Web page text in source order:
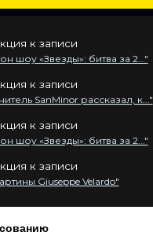
к записи
шоу «Звезды»: битва за 2..."
к записи
SanMinor рассказал, к..."
к записи
шоу «Звезды»: битва за 2..."
к записи
Giuseppe Velardo"